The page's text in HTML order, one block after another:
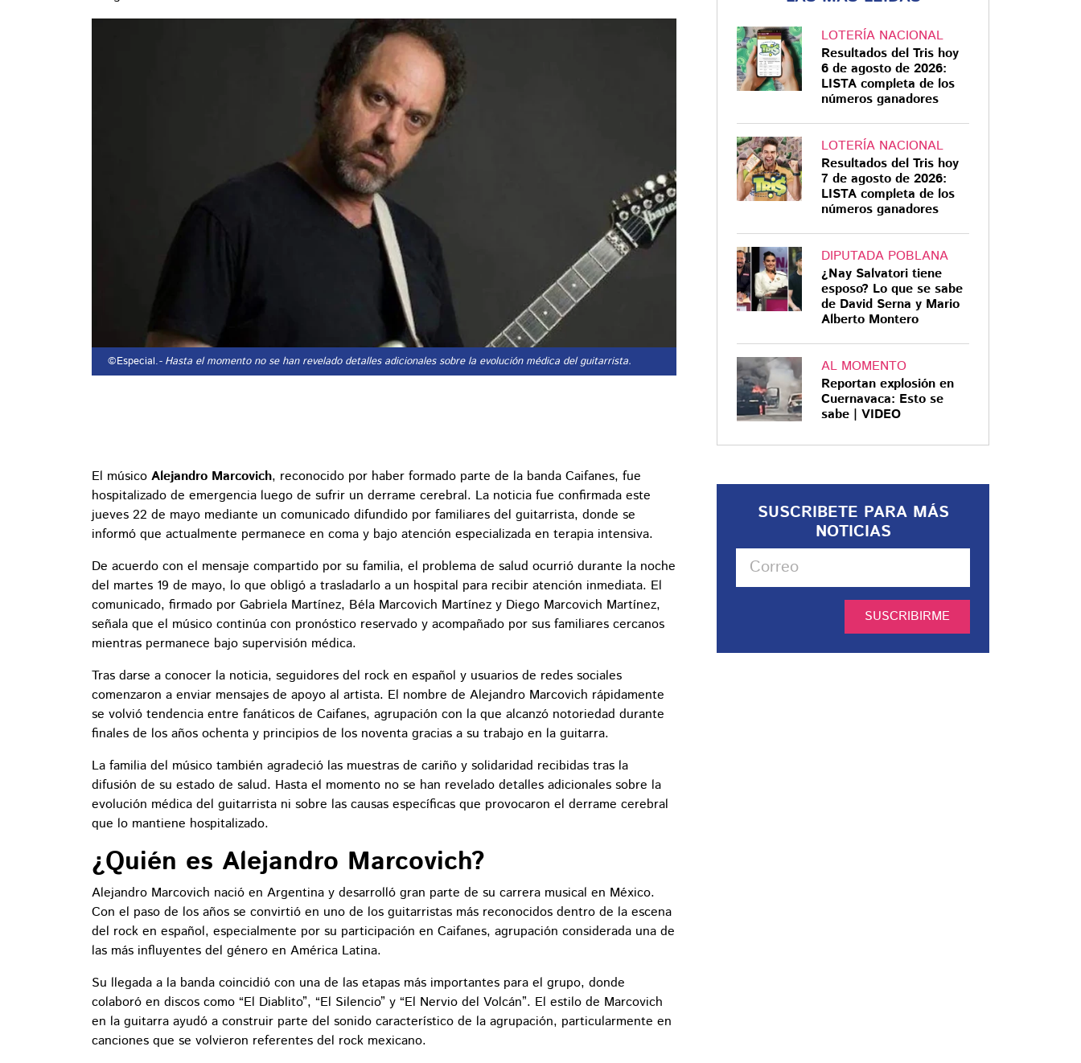
©Especial.- Hasta el momento no se han revelado detalles adicionales sobre la evolución médica del guitarrista.
El músico Alejandro Marcovich, reconocido por haber formado parte de la banda Caifanes, fue
hospitalizado de emergencia luego de sufrir un derrame cerebral. La noticia fue confirmada este
jueves 22 de mayo mediante un comunicado difundido por familiares del guitarrista, donde se
informó que actualmente permanece en coma y bajo atención especializada en terapia intensiva.
De acuerdo con el mensaje compartido por su familia, el problema de salud ocurrió durante la noche
del martes 19 de mayo, lo que obligó a trasladarlo a un hospital para recibir atención inmediata. El
comunicado, firmado por Gabriela Martínez, Béla Marcovich Martínez y Diego Marcovich Martínez,
señala que el músico continúa con pronóstico reservado y acompañado por sus familiares cercanos
mientras permanece bajo supervisión médica.
Tras darse a conocer la noticia, seguidores del rock en español y usuarios de redes sociales
comenzaron a enviar mensajes de apoyo al artista. El nombre de Alejandro Marcovich rápidamente
se volvió tendencia entre fanáticos de Caifanes, agrupación con la que alcanzó notoriedad durante
finales de los años ochenta y principios de los noventa gracias a su trabajo en la guitarra.
La familia del músico también agradeció las muestras de cariño y solidaridad recibidas tras la
difusión de su estado de salud. Hasta el momento no se han revelado detalles adicionales sobre la
evolución médica del guitarrista ni sobre las causas específicas que provocaron el derrame cerebral
que lo mantiene hospitalizado.
¿Quién es Alejandro Marcovich?
Alejandro Marcovich nació en Argentina y desarrolló gran parte de su carrera musical en México.
Con el paso de los años se convirtió en uno de los guitarristas más reconocidos dentro de la escena
del rock en español, especialmente por su participación en Caifanes, agrupación considerada una de
las más influyentes del género en América Latina.
Su llegada a la banda coincidió con una de las etapas más importantes para el grupo, donde
colaboró en discos como “El Diablito”, “El Silencio” y “El Nervio del Volcán”. El estilo de Marcovich
en la guitarra ayudó a construir parte del sonido característico de la agrupación, particularmente en
canciones que se volvieron referentes del rock mexicano.
LOTERÍA NACIONAL
Resultados del Tris hoy
6 de agosto de 2026:
LISTA completa de los
números ganadores
LOTERÍA NACIONAL
Resultados del Tris hoy
7 de agosto de 2026:
LISTA completa de los
números ganadores
DIPUTADA POBLANA
¿Nay Salvatori tiene
esposo? Lo que se sabe
de David Serna y Mario
Alberto Montero
AL MOMENTO
Reportan explosión en
Cuernavaca: Esto se
sabe | VIDEO
SUSCRIBETE PARA MÁS
NOTICIAS
SUSCRIBIRME